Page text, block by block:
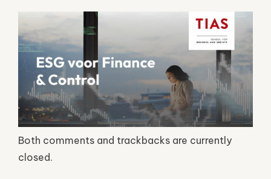
Both comments and trackbacks are currently
closed.